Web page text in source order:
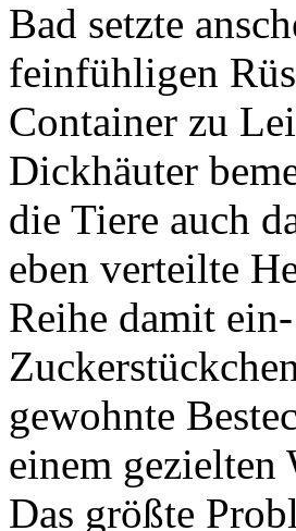
Bad setzte
feinfühligen
Container zu
Dickhäuter
die Tiere auch
eben verteilte
Reihe damit
gewohnte
einem gezielten
Das größte